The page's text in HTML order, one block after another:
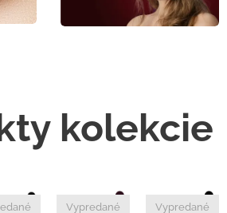
kolekcie
Vypredané Vypredané